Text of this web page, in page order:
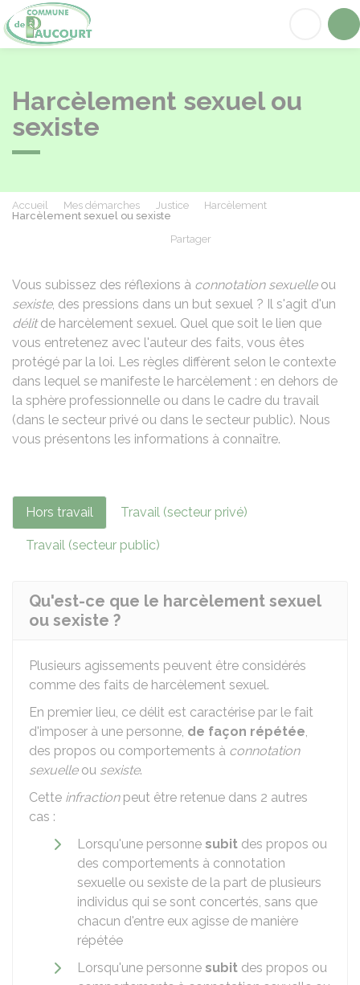
Harcèlement sexuel ou
sexiste
Accueil Mes démarches Justice
Harcèlement
Harcèlement sexuel ou sexiste
Partager
Vous subissez des réflexions à connotation sexuelleou
sexiste, des pressions dans un but sexuel ? Il s'agit d'un
délitde harcèlement sexuel. Quel que soit le lien que
vous entretenez avec l'auteur des faits, vous êtes
protégé par la loi. Les règles diffèrent selon le contexte
dans lequel se manifeste le harcèlement : en dehors de
la sphère professionnelle ou dans le cadre du travail
(dans le secteur privé ou dans le secteur public). Nous
vous présentons les informations à connaître.
Hors travail Travail (secteur privé)
Travail (secteur public)
Qu'est-ce que le harcèlement sexuel
ou sexiste ?
Plusieurs agissements peuvent être considérés
comme des faits de harcèlement sexuel.
En premier lieu, ce délit est caractérise par le fait
d'imposer à une personne, de façon répétée,
des propos ou comportements à connotation
sexuelleou sexiste.
Cette infractionpeut être retenue dans 2 autres
cas :
Lorsqu'une personne subit des propos ou
des comportements à connotation
sexuelle ou sexiste de la part de plusieurs
individus qui se sont concertés, sans que
chacun d'entre eux agisse de manière
répétée
Lorsqu'une personne subit des propos ou